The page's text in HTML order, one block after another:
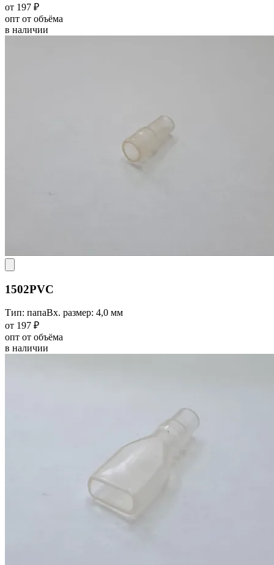
от 197 ₽
опт от объёма
в наличии
1502PVC
Тип: папаВх. размер: 4,0 мм
от 197 ₽
опт от объёма
в наличии